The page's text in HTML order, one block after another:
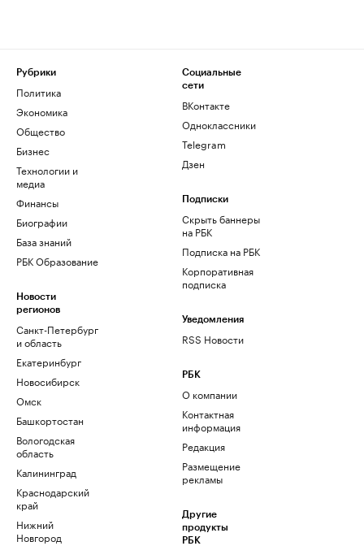
Рубрики
Политика
Экономика
Общество
Бизнес
Технологии и
медиа
Финансы
Биографии
База знаний
РБК Образование
Новости
регионов
Санкт-Петербург
и область
Екатеринбург
Новосибирск
Омск
Башкортостан
Вологодская
область
Калининград
Краснодарский
край
Нижний
Новгород
Социальные
сети
ВКонтакте
Одноклассники
Telegram
Дзен
Подписки
Скрыть баннеры
на РБК
Подписка на РБК
Корпоративная
подписка
Уведомления
RSS Новости
РБК
О компании
Контактная
информация
Редакция
Размещение
рекламы
Другие
продукты
РБК